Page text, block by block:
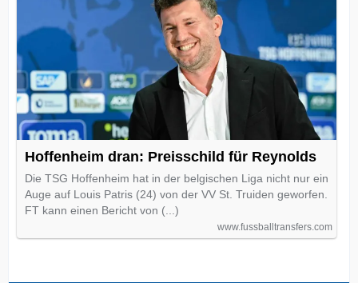
Hoffenheim dran: Preisschild für Reynolds
Die TSG Hoffenheim hat in der belgischen Liga nicht nur ein
Auge auf Louis Patris (24) von der VV St. Truiden geworfen.
FT kann einen Bericht von (...)
www.fussballtransfers.com